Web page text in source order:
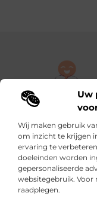
Uw
Wij maken gebruik
om inzicht te krijgen
ervaring te
doeleinden worden
gepersonaliseerde
websitegebruik.
raadplegen.
De plek om jouw
Verken een rijke
dagelijks leven
Onze informatie